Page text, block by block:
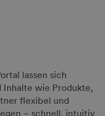
lassen sich
wie Produkte,
flexibel und
– schnell, intuitiv